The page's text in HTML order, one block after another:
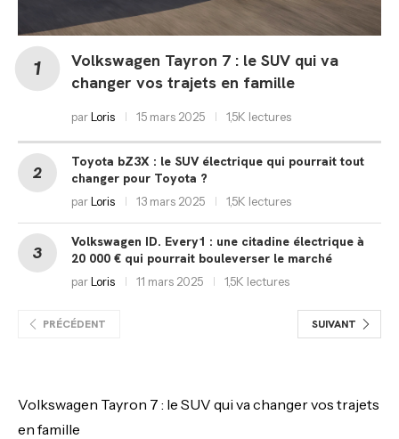
Volkswagen Tayron 7 : le SUV qui va
changer vos trajets en famille
parLoris 15 mars 2025 1,5K lectures
Toyota bZ3X : le SUV électrique qui pourrait tout
changer pour Toyota ?
parLoris 13 mars 2025 1,5K lectures
Volkswagen ID. Every1 : une citadine électrique à
20 000 € qui pourrait bouleverser le marché
parLoris 11 mars 2025 1,5K lectures
PRÉCÉDENT SUIVANT
Volkswagen Tayron 7 : le SUV qui va changer vos trajets
en famille